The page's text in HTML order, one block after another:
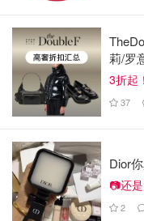
Benylin这个牌子下
嗽、流感都有不同的
者医师，不要用错药
a)Benylin Dry
莉/罗
3折起
37
Dior
📷还
2